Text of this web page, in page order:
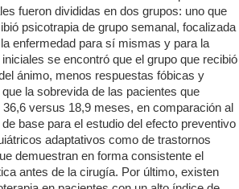
fueron divididas en dos grupos: uno que
psicotrapia de grupo semanal, focalizada
enfermedad para sí mismas y para la
se encontró que el grupo que recibió
ánimo, menos respuestas fóbicas y
la sobrevida de las pacientes que
versus 18,9 meses, en comparación al
base para el estudio del efecto preventivo
adaptativos como de trastornos
demuestran en forma consistente el
antes de la cirugía. Por último, existen